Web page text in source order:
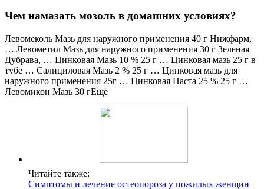
Чем намазать мозоль в домашних условиях?
Левомеколь Мазь для наружного применения 40 г Нижфарм,
… Левометил Мазь для наружного применения 30 г Зеленая
Дубрава, … Цинковая Мазь 10 % 25 г … Цинковая мазь 25 г в
тубе … Салициловая Мазь 2 % 25 г … Цинковая мазь для
наружного применения 25г … Цинковая Паста 25 % 25 г …
Левомикон Мазь 30 гЕщё
Читайте также:
Симптомы и лечение остеопороза у пожилых женщин